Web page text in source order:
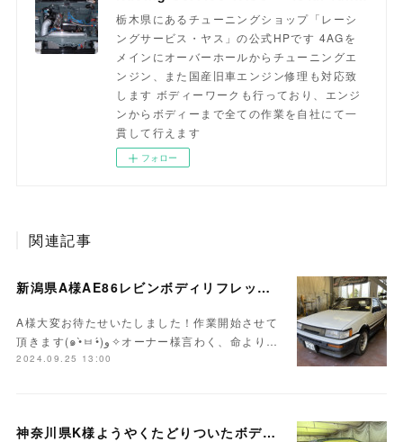
栃木県にあるチューニングショップ「レーシ
ングサービス・ヤス」の公式HPです 4AGを
メインにオーバーホールからチューニングエ
ンジン、また国産旧車エンジン修理も対応致
します ボディーワークも行っており、エンジ
ンからボディーまで全ての作業を自社にて一
貫して行えます
フォロー
関連記事
新潟県A様AE86レビンボディリフレッシュ作業開始！！
A様大変お待たせいたしました！作業開始させて
頂きます(๑•̀ㅂ•́)و✧オーナー様言わく、命より…
2024.09.25 13:00
神奈川県K様ようやくたどりついたボディ塗装